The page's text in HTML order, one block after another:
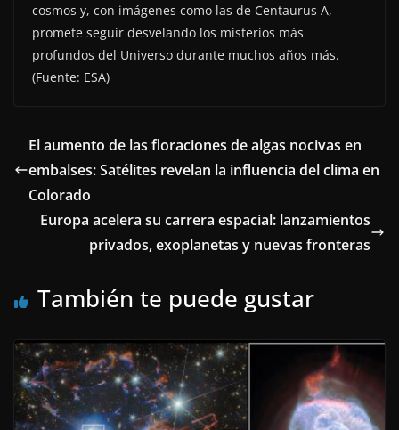
cosmos y, con imágenes como las de Centaurus A,
promete seguir desvelando los misterios más
profundos del Universo durante muchos años más.
(Fuente: ESA)
El aumento de las floraciones de algas nocivas en
embalses: Satélites revelan la influencia del clima en
Colorado
Europa acelera su carrera espacial: lanzamientos
privados, exoplanetas y nuevas fronteras
También te puede gustar